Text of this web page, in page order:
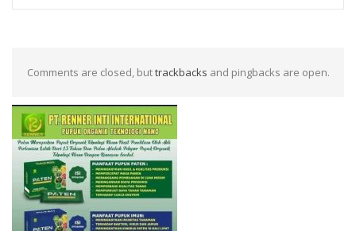
Comments are closed, buttrackbacks and pingbacks are open.